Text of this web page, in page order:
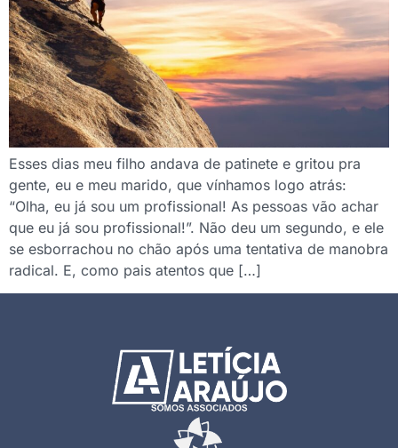
Esses dias meu filho andava de patinete e gritou pra
gente, eu e meu marido, que vínhamos logo atrás:
“Olha, eu já sou um profissional! As pessoas vão achar
que eu já sou profissional!”. Não deu um segundo, e ele
se esborrachou no chão após uma tentativa de manobra
radical. E, como pais atentos que […]